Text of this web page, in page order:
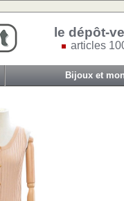
le dépôt-
articles
Bijoux et